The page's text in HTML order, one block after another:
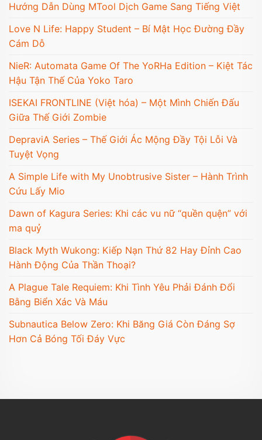
Hướng Dẫn Dùng MTool Dịch Game Sang Tiếng Việt
Love N Life: Happy Student – Bí Mật Học Đường Đầy
Cám Dỗ
NieR: Automata Game Of The YoRHa Edition – Kiệt Tác
Hậu Tận Thế Của Yoko Taro
ISEKAI FRONTLINE (Việt hóa) – Một Mình Chiến Đấu
Giữa Thế Giới Zombie
DepraviA Series – Thế Giới Ác Mộng Đầy Tội Lỗi Và
Tuyệt Vọng
A Simple Life with My Unobtrusive Sister – Hành Trình
Cứu Lấy Mio
Dawn of Kagura Series: Khi các vu nữ “quền quện” với
ma quỷ
Black Myth Wukong: Kiếp Nạn Thứ 82 Hay Đỉnh Cao
Hành Động Của Thần Thoại?
A Plague Tale Requiem: Khi Tình Yêu Phải Đánh Đổi
Bằng Biển Xác Và Máu
Subnautica Below Zero: Khi Băng Giá Còn Đáng Sợ
Hơn Cả Bóng Tối Đáy Vực